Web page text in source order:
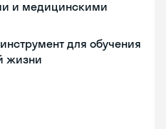
и медицинскими
для обучения
жизни